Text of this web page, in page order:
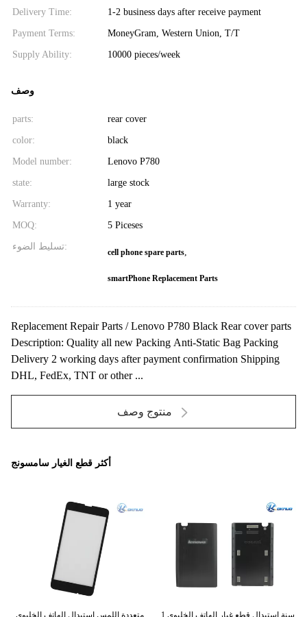
Delivery Time: 1-2 business days after receive payment
Payment Terms: MoneyGram, Western Union, T/T
Supply Ability: 10000 pieces/week
وصف
parts: rear cover
color: black
Model number: Lenovo P780
state: large stock
Warranty: 1 year
MOQ: 5 Piceses
تسليط الضوء:
cell phone spare parts,
smartPhone Replacement Parts
Replacement Repair Parts / Lenovo P780 Black Rear cover parts
Description: Quality all new Packing Anti-Static Bag Packing
Delivery 2 working days after payment confirmation Shipping
DHL, FedEx, TNT or other ...
منتوج وصف
أكثر قطع الغيار سامسونج
متعددة اللمس استبدال الهاتف الخليوي
1 سنة استبدال قطع غيار الهاتف الخليوي